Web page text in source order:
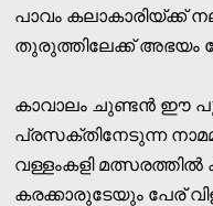
പാവം കലാകാരിയ്ക്ക്
തുരുത്തിലേക്ക് അഭയം
കാവാലം ചുണ്ടന്‍ ഈ
പ്രസക്തിനേടുന്ന
വള്ളംകളി
കരക്കാരുടേയും പേര്